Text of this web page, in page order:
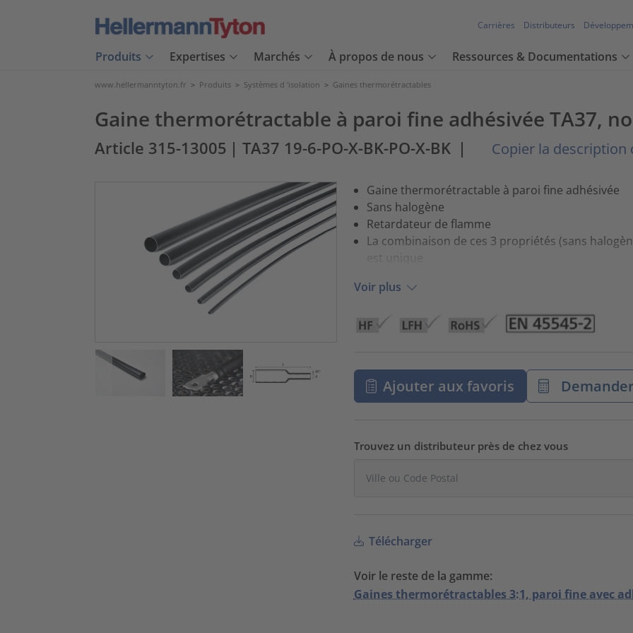
Carrières Distributeurs
Produits Expertises Marchés À propos de nous Ressources & Documentations
www.hellermanntyton.fr > Produits > Systèmes d 'isolation > Gaines thermorétractables
Gaine thermorétractable à paroi fine adhésivée TA37,
Article 315-13005 | TA37 19-6-PO-X-BK-PO-X-BK | Copier la description
Gaine thermorétractable à paroi fine adhésivée
Sans halogène
Retardateur de flamme
La combinaison de ces 3 propriétés (sans
Voir plus
Ajouter aux favoris
Trouvez un distributeur près de chez vous
Télécharger
Voir le reste de la gamme:
Gaines thermorétractables 3:1, paroi fine avec